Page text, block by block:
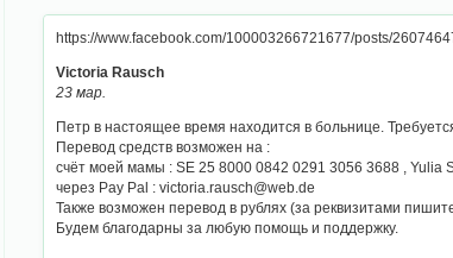
https://www.facebook.com/100003266721677/posts/
Victoria Rausch
23 мар.
Петр в настоящее время находится в больнице.
Перевод средств возможен на :
счёт моей мамы : SE 25 8000 0842 0291 3056 3688 , Yulia
через Pay Pal : victoria.rausch@web.de
Также возможен перевод в рублях (за реквизитами
Будем благодарны за любую помощь и поддержку.